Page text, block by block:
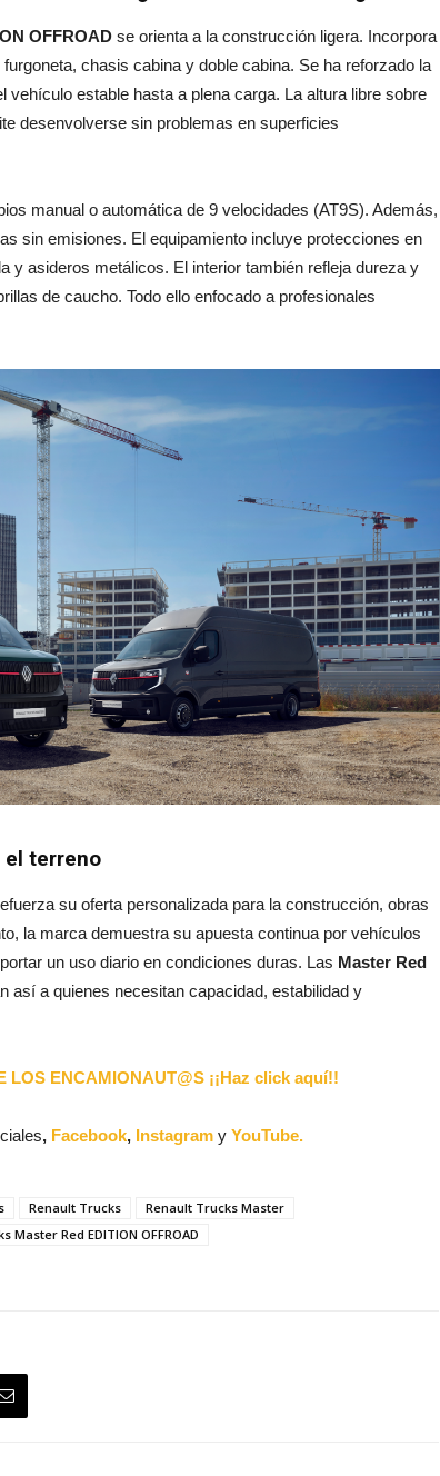
OFFROAD se orienta a la construcción ligera. Incorpora
chasis cabina y doble cabina. Se ha reforzado la
estable hasta a plena carga. La altura libre sobre
desenvolverse sin problemas en superficies
manual o automática de 9 velocidades (AT9S). Además,
sin emisiones. El equipamiento incluye protecciones en
y asideros metálicos. El interior también refleja dureza y
de caucho. Todo ello enfocado a profesionales
el terreno
su oferta personalizada para la construcción, obras
la marca demuestra su apuesta continua por vehículos
un uso diario en condiciones duras. Las Master Red
así a quienes necesitan capacidad, estabilidad y
LOS ENCAMIONAUT@S ¡¡Haz click aquí!!
, Facebook, Instagram y YouTube.
Renault Trucks
Renault Trucks Master
Master Red EDITION OFFROAD